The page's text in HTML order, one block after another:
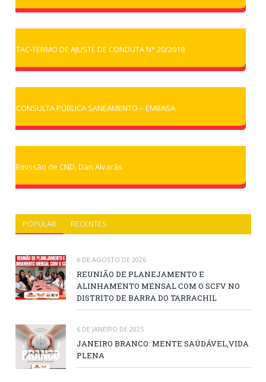
TAC-TERMO DE AJUSTE DE CONDUTA N° 20/2018
CONSULTA PÚBLICA SANEAMENTO – EMBASA
Emissão de CND, Dan Alvarás
POPULAR RECENTES
6 DE AGOSTO DE 2026
REUNIÃO DE PLANEJAMENTO E
ALINHAMENTO MENSAL COM O SCFV NO
DISTRITO DE BARRA DO TARRACHIL
6 DE JANEIRO DE 2025
JANEIRO BRANCO: MENTE SAÚDÁVEL,VIDA
PLENA